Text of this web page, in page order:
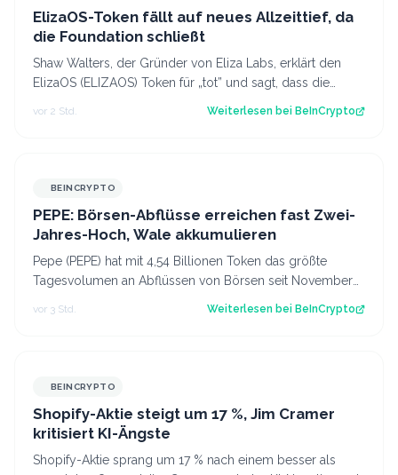
ElizaOS-Token fällt auf neues Allzeittief, da
die Foundation schließt
Shaw Walters, der Gründer von Eliza Labs, erklärt den
ElizaOS (ELIZAOS) Token für „tot” und sagt, dass die
vor 2 Std. Weiterlesen bei BeInCrypto
BEINCRYPTO
PEPE: Börsen-Abflüsse erreichen fast Zwei-
Jahres-Hoch, Wale akkumulieren
Pepe (PEPE) hat mit 4,54 Billionen Token das größte
Tagesvolumen an Abflüssen von Börsen seit November
2024 verzeichnet. Damit senden Halter…
vor 3 Std. Weiterlesen bei BeInCrypto
BEINCRYPTO
Shopify-Aktie steigt um 17 %, Jim Cramer
kritisiert KI-Ängste
Shopify-Aktie sprang um 17 % nach einem besser als